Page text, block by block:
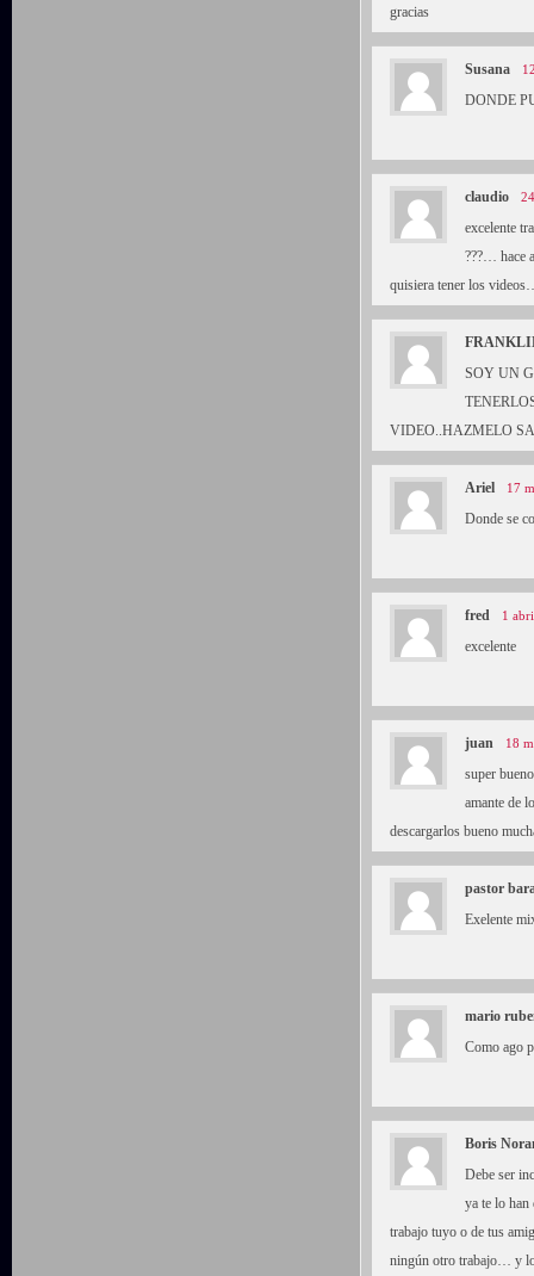
gracias
Susana
DONDE
claudio
excelente
???… hace
quisiera tener los
SOY UN
VIDEO..HAZMELO
Ariel 17
Donde se
fred 1
excelente
juan 18
super
amante de
descargarlos bueno
pastor
Exelente
mario
Como ago
Boris
Debe ser
ya te lo
trabajo tuyo o de tus
ningún otro trabajo… y